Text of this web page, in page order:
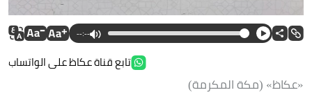
--:--
تابع قناة عكاظ على الواتساب
«عكاظ» (مكة المكرمة)